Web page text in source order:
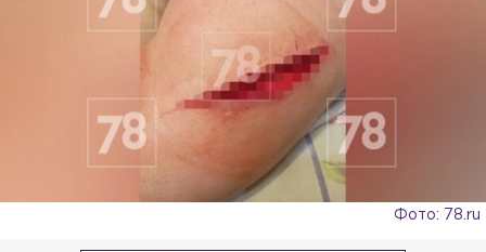
Фото: 78.ru